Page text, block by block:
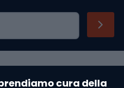
cura della